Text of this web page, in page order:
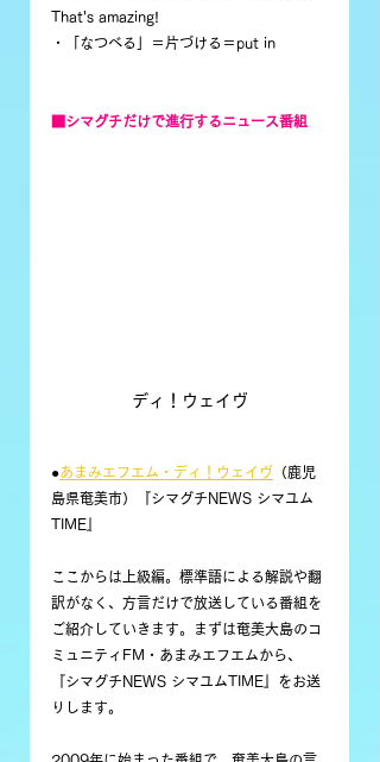
That's amazing!
・「なつべる」＝片づける＝put in
■シマグチだけで進行するニュース番組
ディ！ウェイヴ
●あまみエフエム・ディ！ウェイヴ （鹿児
島県奄美市）『シマグチNEWS シマユム
TIME』
ここからは上級編。標準語による解説や翻
訳がなく、方言だけで放送している番組を
ご紹介していきます。まずは奄美大島のコ
ミュニティFM・あまみエフエムから、
『シマグチNEWS シマユムTIME』をお送
りします。